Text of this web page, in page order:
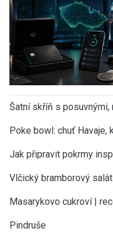
Šatní skříň s
Poke bowl: chuť Havaje,
Jak připravit pokrmy
Vlčický bramborový
Masarykovo cukroví |
Pindruše